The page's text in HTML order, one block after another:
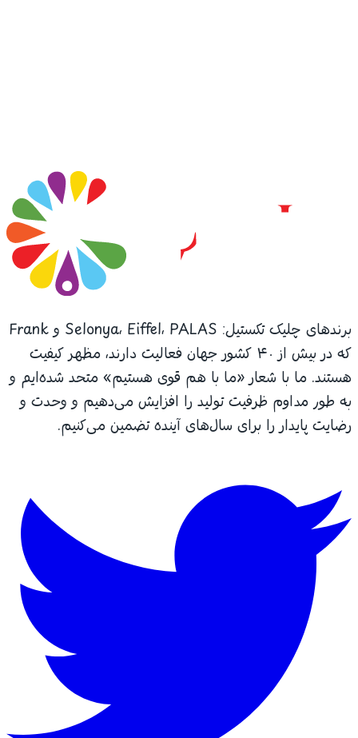
برندهای چلیک تکستیل: Selonya، Eiffel، PALAS و Frank
که در بیش از ۴۰ کشور جهان فعالیت دارند، مظهر کیفیت
هستند. ما با شعار «ما با هم قوی هستیم» متحد شده‌ایم و
به طور مداوم ظرفیت تولید را افزایش می‌دهیم و وحدت و
رضایت پایدار را برای سال‌های آینده تضمین می‌کنیم.